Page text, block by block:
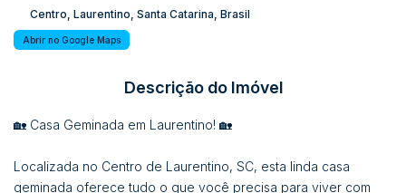
Centro, Laurentino, Santa Catarina, Brasil
Abrir no Google Maps
Descrição do Imóvel
🏡 Casa Geminada em Laurentino! 🏡
Localizada no Centro de Laurentino, SC, esta linda casa
geminada oferece tudo o que você precisa para viver com